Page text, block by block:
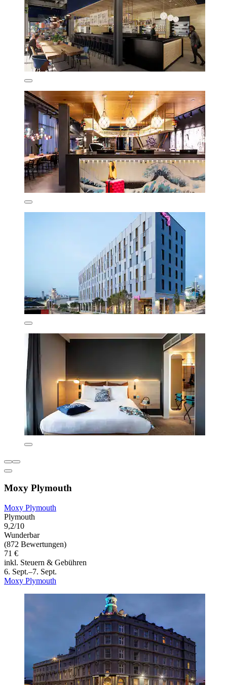
Moxy Plymouth
Moxy Plymouth
Plymouth
9,2/10
Wunderbar
(872 Bewertungen)
71 €
inkl. Steuern & Gebühren
6. Sept.–7. Sept.
Moxy Plymouth